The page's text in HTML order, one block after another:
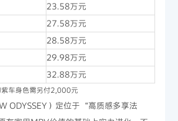
23.58万元
27.58万元
28.58万元
29.98万元
32.88万元
车身色需另付2,000元
ODYSSEY）定位于“高质感多享法